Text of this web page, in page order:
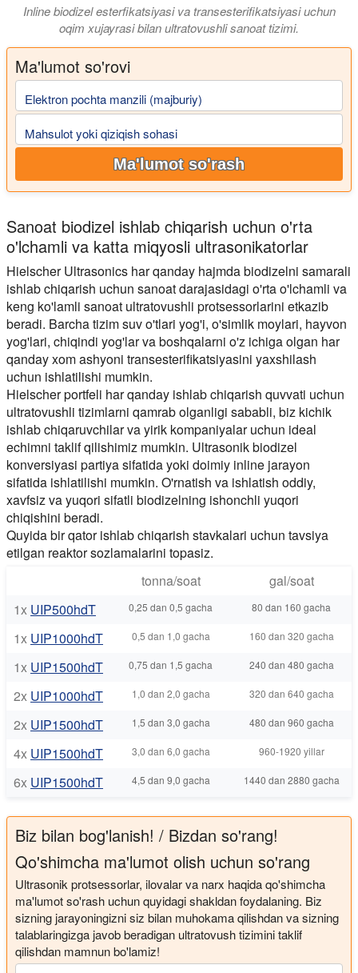
Inline biodizel esterfikatsiyasi va transesterifikatsiyasi uchun
oqim xujayrasi bilan ultratovushli sanoat tizimi.
Ma'lumot so'rovi
Elektron pochta manzili (majburiy)
Mahsulot yoki qiziqish sohasi
Ma'lumot so'rash
Sanoat biodizel ishlab chiqarish uchun o'rta
o'lchamli va katta miqyosli ultrasonikatorlar
Hielscher Ultrasonics har qanday hajmda biodizelni samarali
ishlab chiqarish uchun sanoat darajasidagi o'rta o'lchamli va
keng ko'lamli sanoat ultratovushli protsessorlarini etkazib
beradi. Barcha tizim suv o'tlari yog'i, o'simlik moylari, hayvon
yog'lari, chiqindi yog'lar va boshqalarni o'z ichiga olgan har
qanday xom ashyoni transesterifikatsiyasini yaxshilash
uchun ishlatilishi mumkin.
Hielscher portfeli har qanday ishlab chiqarish quvvati uchun
ultratovushli tizimlarni qamrab olganligi sababli, biz kichik
ishlab chiqaruvchilar va yirik kompaniyalar uchun ideal
echimni taklif qilishimiz mumkin. Ultrasonik biodizel
konversiyasi partiya sifatida yoki doimiy inline jarayon
sifatida ishlatilishi mumkin. O'rnatish va ishlatish oddiy,
xavfsiz va yuqori sifatli biodizelning ishonchli yuqori
chiqishini beradi.
Quyida bir qator ishlab chiqarish stavkalari uchun tavsiya
etilgan reaktor sozlamalarini topasiz.
tonna/soat
gal/soat
1x UIP500hdT 0,25 dan 0,5 gacha 80 dan 160 gacha
1x UIP1000hdT 0,5 dan 1,0 gacha 160 dan 320 gacha
1x UIP1500hdT 0,75 dan 1,5 gacha 240 dan 480 gacha
2x UIP1000hdT 1,0 dan 2,0 gacha 320 dan 640 gacha
2x UIP1500hdT 1,5 dan 3,0 gacha 480 dan 960 gacha
4x UIP1500hdT 3,0 dan 6,0 gacha 960-1920 yillar
6x UIP1500hdT 4,5 dan 9,0 gacha 1440 dan 2880 gacha
Biz bilan bog'lanish! / Bizdan so'rang!
Qo'shimcha ma'lumot olish uchun so'rang
Ultrasonik protsessorlar, ilovalar va narx haqida qo'shimcha
ma'lumot so'rash uchun quyidagi shakldan foydalaning. Biz
sizning jarayoningizni siz bilan muhokama qilishdan va sizning
talablaringizga javob beradigan ultratovush tizimini taklif
qilishdan mamnun bo'lamiz!